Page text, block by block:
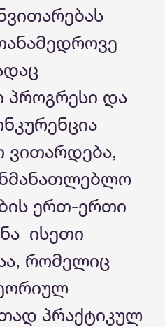
პროგრესი და
ვითარდება,
ერთ-ერთი
ისეთი
რომელიც
პრაქტიკულ